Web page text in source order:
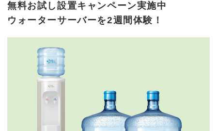
無料お試し設置キャンペーン実施中
ウォーターサーバーを2週間体験！